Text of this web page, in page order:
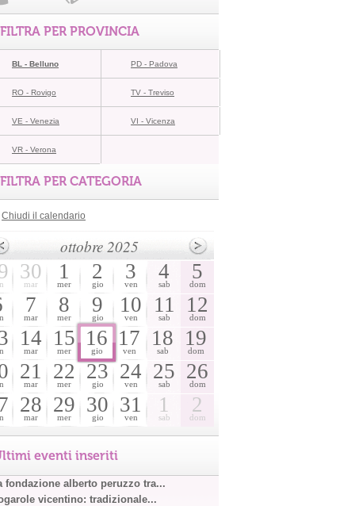
FILTRA PER PROVINCIA
BL - Belluno PD - Padova
RO - Rovigo TV - Treviso
VE - Venezia VI - Vicenza
VR - Verona
FILTRA PER CATEGORIA
Chiudi il calendario
ottobre 2025
30
mar
1
mer
2
gio
3
ven
4
sab
5
dom
7
mar
8
mer
9
gio
10
ven
11
sab
12
dom
14
mar
15
mer
16
gio
17
ven
18
sab
19
dom
21
mar
22
mer
23
gio
24
ven
25
sab
26
dom
28
mar
29
mer
30
gio
31
ven
1
sab
2
dom
eventi inseriti
fondazione alberto peruzzo tra...
vicentino: tradizionale...